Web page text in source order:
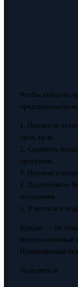
Чтобы выбрать
1. Провести
срок, цель.
2. Сравнить
программ.
3.
4. Подготовить
погашения.
5. Учесть все
Кредит — не
Использованный
Применённый
Поделиться